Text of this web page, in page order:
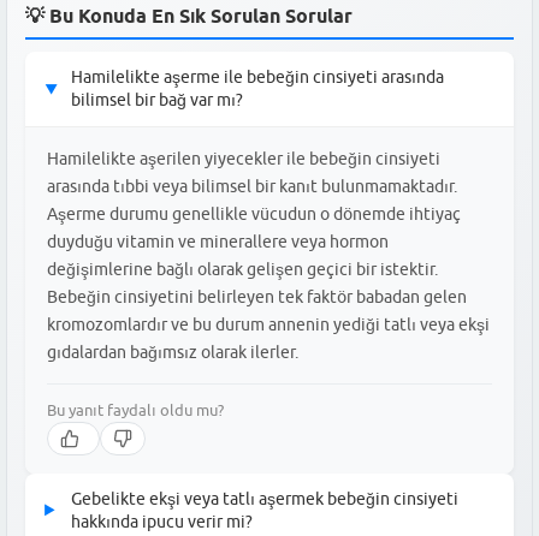
💡 Bu Konuda En Sık Sorulan Sorular
▶
Hamilelikte aşerme ile bebeğin cinsiyeti arasında
bilimsel bir bağ var mı?
Hamilelikte aşerilen yiyecekler ile bebeğin cinsiyeti
arasında tıbbi veya bilimsel bir kanıt bulunmamaktadır.
Aşerme durumu genellikle vücudun o dönemde ihtiyaç
duyduğu vitamin ve minerallere veya hormon
değişimlerine bağlı olarak gelişen geçici bir istektir.
Bebeğin cinsiyetini belirleyen tek faktör babadan gelen
kromozomlardır ve bu durum annenin yediği tatlı veya ekşi
gıdalardan bağımsız olarak ilerler.
Bu yanıt faydalı oldu mu?
▶
Gebelikte ekşi veya tatlı aşermek bebeğin cinsiyeti
hakkında ipucu verir mi?